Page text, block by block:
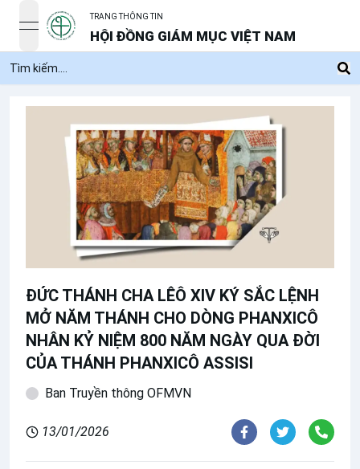
open navigation menu
TRANG THÔNG TIN
HỘI ĐỒNG GIÁM MỤC VIỆT NAM
ĐỨC THÁNH CHA LÊÔ XIV KÝ SẮC LỆNH
MỞ NĂM THÁNH CHO DÒNG PHANXICÔ
NHÂN KỶ NIỆM 800 NĂM NGÀY QUA ĐỜI
CỦA THÁNH PHANXICÔ ASSISI
Ban Truyền thông OFMVN
13/01/2026